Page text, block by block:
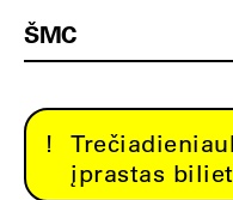
ŠMC
įprastas